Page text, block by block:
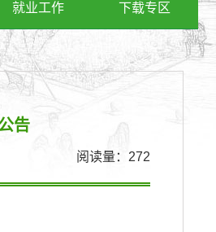
就业工作 下载专区
告
阅读量： 272